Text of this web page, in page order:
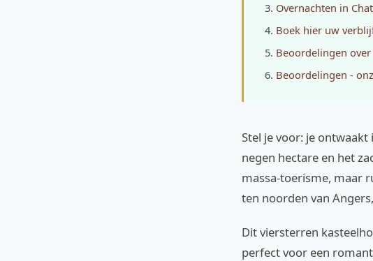
Overnachten in
Boek hier uw
Beoordelingen
Beoordelingen -
Stel je voor: je
negen hectare en het
massa-toerisme, maar
ten noorden van
Dit viersterren
perfect voor een